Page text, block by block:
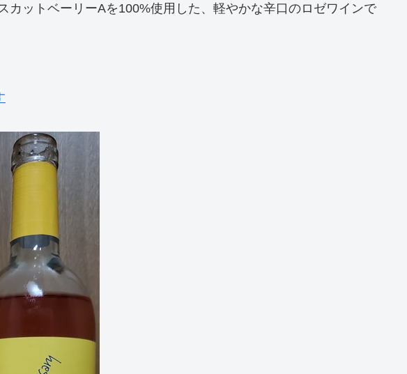
カットベーリーAを100%使用した、軽やかな辛口のロゼワインで